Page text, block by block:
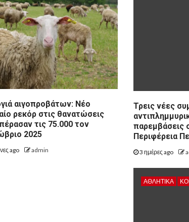
αιγοπροβάτων: Νέο
ρεκόρ στις θανατώσεις
τις 75.000 τον
2025
ago admin
Τρεις νέες
παρεμβάσεις
Περιφέρεια
3 ημέρες ago
ΑΘΛΗΤΙΚΑ